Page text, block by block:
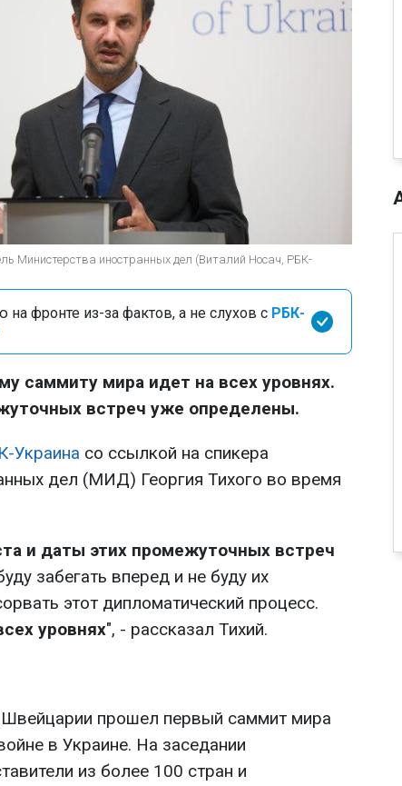
Министерства иностранных дел (Виталий Носач, РБК-
на фронте из-за фактов, а не слухов с РБК-
саммиту мира идет на всех уровнях.
встреч уже определены.
Украина со ссылкой на спикера
дел (МИД) Георгия Тихого во время
и даты этих промежуточных встреч
забегать вперед и не буду их
этот дипломатический процесс.
уровнях", - рассказал Тихий.
Швейцарии прошел первый саммит мира
в Украине. На заседании
из более 100 стран и